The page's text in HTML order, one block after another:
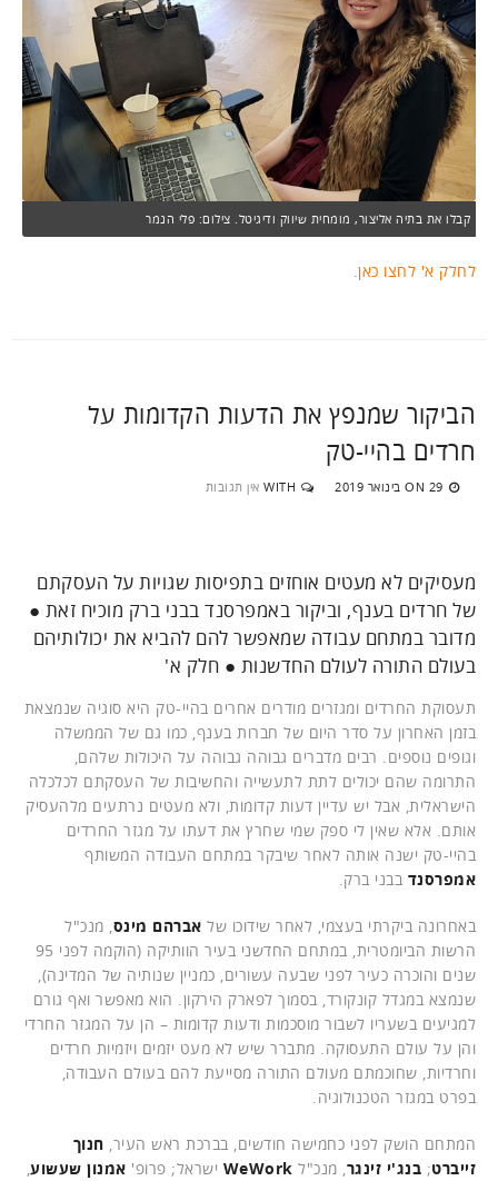
קבלו את בתיה אליצור, מומחית שיווק ודיגיטל. צילום: פלי הנמר
לחלק א' לחצו כאן.
הביקור שמנפץ את הדעות הקדומות על
חרדים בהיי-טק
ON 29 בינואר 2019 WITH אין תגובות
מעסיקים לא מעטים אוחזים בתפיסות שגויות על העסקתם
של חרדים בענף, וביקור באמפרסנד בבני ברק מוכיח זאת ●
מדובר במתחם עבודה שמאפשר להם להביא את יכולותיהם
בעולם התורה לעולם החדשנות ● חלק א'
תעסוקת החרדים ומגזרים מודרים אחרים בהיי-טק היא סוגיה שנמצאת
בזמן האחרון על סדר היום של חברות בענף, כמו גם של הממשלה
וגופים נוספים. רבים מדברים גבוהה גבוהה על היכולות שלהם,
התרומה שהם יכולים לתת לתעשייה והחשיבות של העסקתם לכלכלה
הישראלית, אבל יש עדיין דעות קדומות, ולא מעטים נרתעים מלהעסיק
אותם. אלא שאין לי ספק שמי שחרץ את דעתו על מגזר החרדים
בהיי-טק ישנה אותה לאחר שיבקר במתחם העבודה המשותף
אמפרסנד בבני ברק.
באחרונה ביקרתי בעצמי, לאחר שידוכו של אברהם מינס, מנכ"ל
הרשות הביומטרית, במתחם החדשני בעיר הוותיקה (הוקמה לפני 95
שנים והוכרה כעיר לפני שבעה עשורים, כמניין שנותיה של המדינה),
שנמצא במגדל קונקורד, בסמוך לפארק הירקון. הוא מאפשר ואף גורם
למגיעים בשעריו לשבור מוסכמות ודעות קדומות – הן על המגזר החרדי
והן על עולם התעסוקה. מתברר שיש לא מעט יזמים ויזמיות חרדים
וחרדיות, שחוכמתם מעולם התורה מסייעת להם בעולם העבודה,
בפרט במגזר הטכנולוגיה.
המתחם הושק לפני כחמישה חודשים, בברכת ראש העיר, חנוך
זייברט; בנג'י זינגר, מנכ"ל WeWork ישראל; פרופ' אמנון שעשוע,